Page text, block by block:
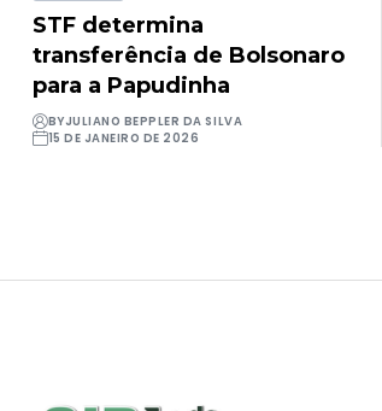
STF determina
transferência de Bolsonaro
para a Papudinha
BYJULIANO BEPPLER DA SILVA
15 DE JANEIRO DE 2026